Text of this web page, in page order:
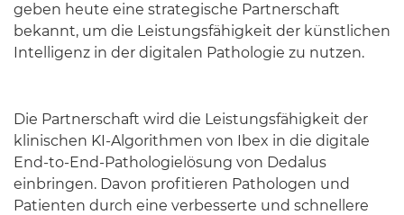
geben heute eine strategische Partnerschaft
bekannt, um die Leistungsfähigkeit der künstlichen
Intelligenz in der digitalen Pathologie zu nutzen.
Die Partnerschaft wird die Leistungsfähigkeit der
klinischen KI-Algorithmen von Ibex in die digitale
End-to-End-Pathologielösung von Dedalus
einbringen. Davon profitieren Pathologen und
Patienten durch eine verbesserte und schnellere